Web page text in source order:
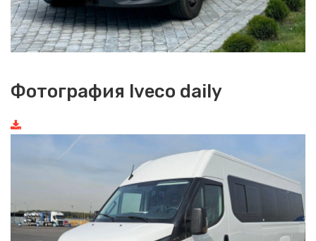
Фотография Iveco daily